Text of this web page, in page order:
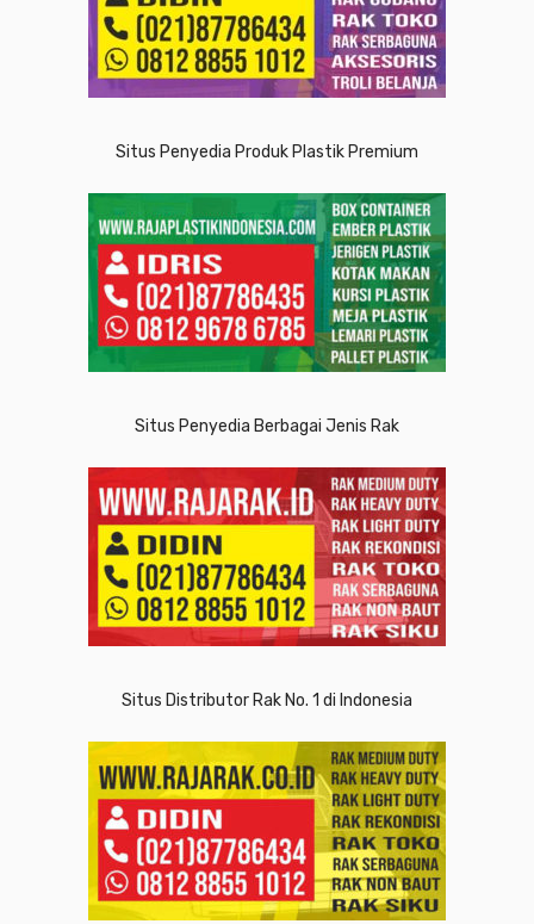
Situs Penyedia Produk Plastik Premium
Situs Penyedia Berbagai Jenis Rak
Situs Distributor Rak No. 1 di Indonesia